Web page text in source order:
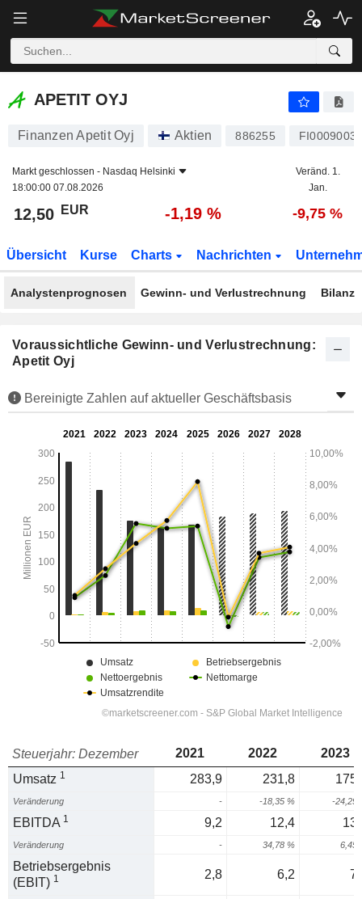
APETIT OYJ
APETIT OYJ
Finanzen Apetit Oyj Aktien 886255
Markt geschlossen - Nasdaq Helsinki
18:00:00 07.08.2026
Veränd. 1.
Jan.
12,50 EUR -1,19 % -9,75 %
Übersicht Kurse Charts Nachrichten
Analystenprognosen Gewinn- und Verlustrechnung Bilanz
Voraussichtliche Gewinn- und Verlustrechnung:
Apetit Oyj
Bereinigte Zahlen auf aktueller Geschäftsbasis
Steuerjahr: Dezember 2021 2022
2023
Umsatz 1 283,9 231,8
Veränderung - -18,35 % -24,29
EBITDA 1 9,2 12,4
Veränderung - 34,78 % 6,45
Betriebsergebnis
(EBIT) 1 2,8 6,2